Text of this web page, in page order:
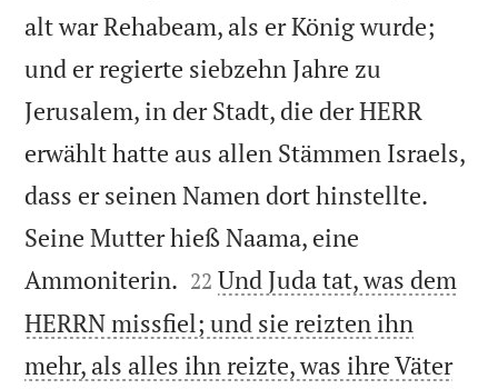
alt war Rehabeam, als er König wurde;
und er regierte siebzehn Jahre zu
Jerusalem, in der Stadt, die der HERR
erwählt hatte aus allen Stämmen Israels,
dass er seinen Namen dort hinstellte.
Seine Mutter hieß Naama, eine
Ammoniterin. 

22 Und Juda tat, was dem
HERRN missfiel; und sie reizten ihn
mehr, als alles ihn reizte, was ihre Väter